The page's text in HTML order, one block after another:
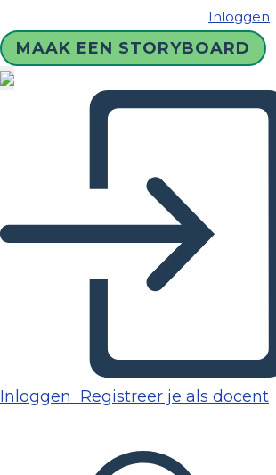
Inloggen
MAAK EEN STORYBOARD
Inloggen Registreer je als docent